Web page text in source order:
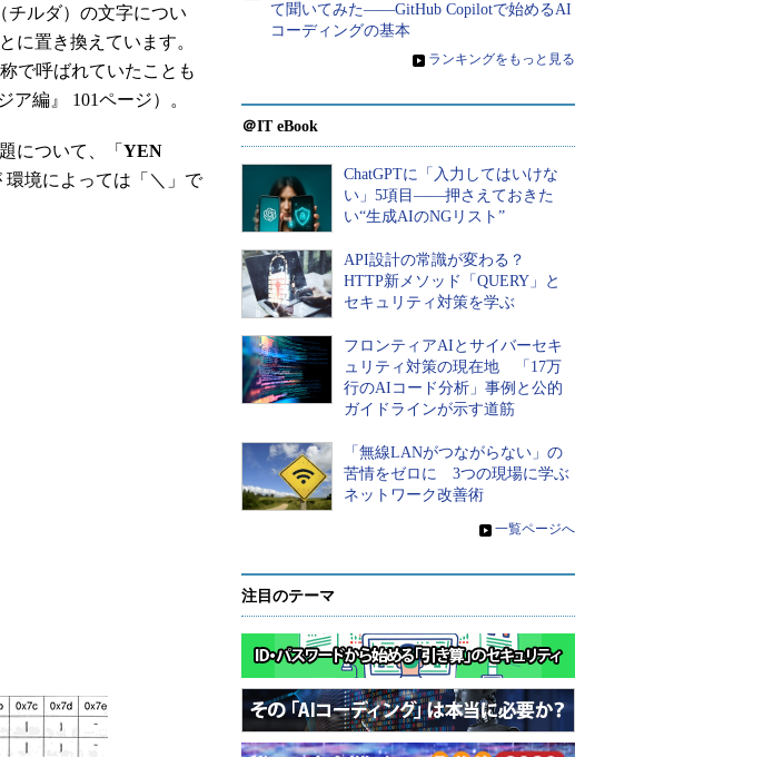
チルダ）の文字につい
に置き換えています。
で呼ばれていたことも
編』 101ページ）。
について、「 YEN
環境によっては「＼」で
て聞いてみた――GitHub Copilotで始めるAI
コーディングの基本
» ランキングをもっと見る
＠IT eBook
ChatGPTに「入力してはいけな
い」5項目――押さえておきた
い“生成AIのNGリスト”
API設計の常識が変わる？
HTTP新メソッド「QUERY」と
セキュリティ対策を学ぶ
フロンティアAIとサイバーセキ
ュリティ対策の現在地 「17万
行のAIコード分析」事例と公的
ガイドラインが示す道筋
「無線LANがつながらない」の
苦情をゼロに 3つの現場に学ぶ
ネットワーク改善術
» 一覧ページへ
注目のテーマ